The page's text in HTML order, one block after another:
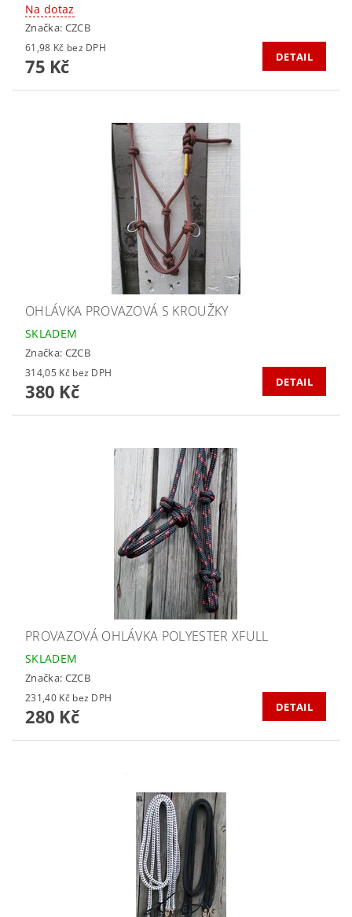
Na dotaz
Značka: CZCB
61,98 Kč bez DPH
75 Kč DETAIL
OHLÁVKA PROVAZOVÁ S KROUŽKY
SKLADEM
Značka: CZCB
314,05 Kč bez DPH
380 Kč DETAIL
PROVAZOVÁ OHLÁVKA POLYESTER XFULL
SKLADEM
Značka: CZCB
231,40 Kč bez DPH
280 Kč DETAIL